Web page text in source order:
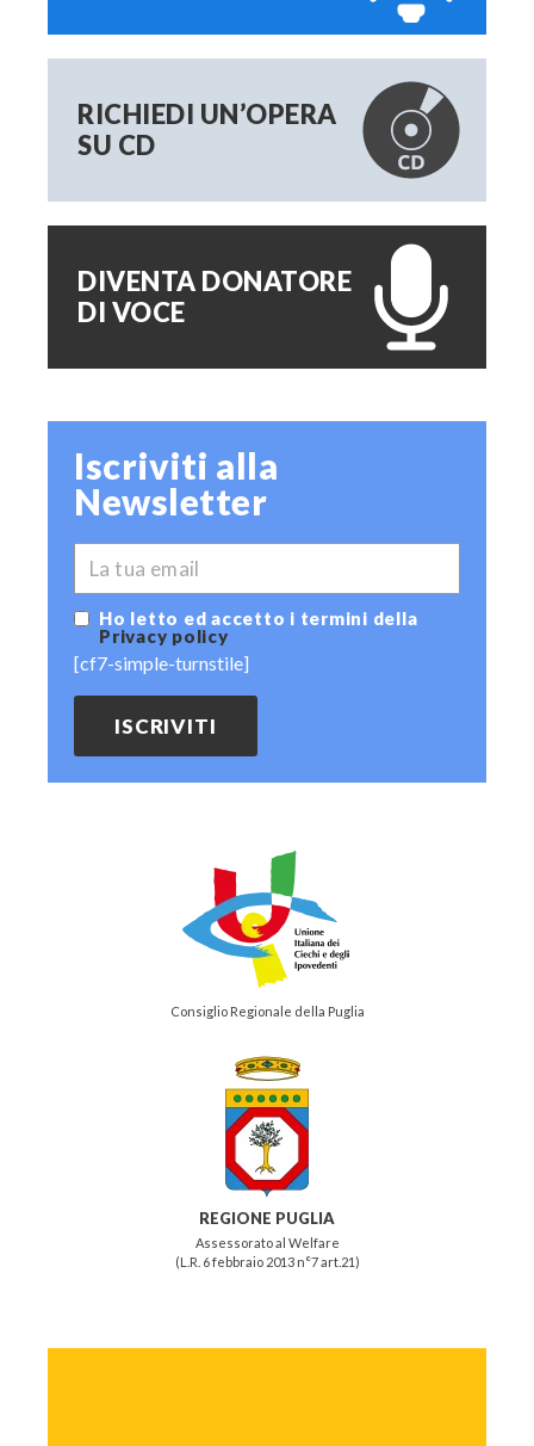
RICHIEDI UN’OPERA
SU CD
DIVENTA DONATORE
DI VOCE
Iscriviti alla
Newsletter
EMAIL
Ho letto ed accetto i termini della
Privacy policy
[cf7-simple-turnstile]
Consiglio Regionale della Puglia
REGIONE PUGLIA
Assessorato al Welfare
(L.R. 6 febbraio 2013 n°7 art.21)